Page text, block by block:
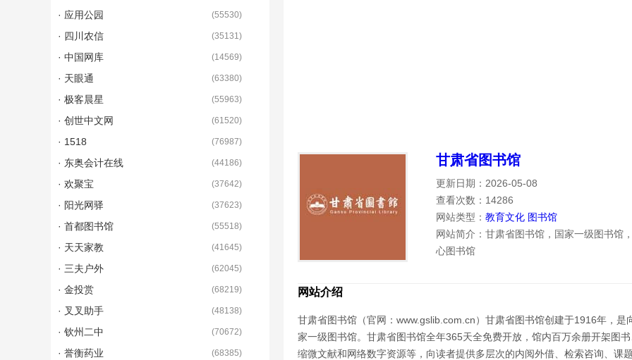
甘肃省图书馆
更新日期：2026-05-08
查看次数：14286
网站类型： 教育文化 图书馆
网站简介：甘肃省图书馆，国家一级图书馆
心图书馆
网站介绍
甘肃省图书馆（官网：www.gslib.com.cn）甘肃省图书馆创建于1916年，
家一级图书馆。甘肃省图书馆全年365天全免费开放，馆内百万余册开架图
缩微文献和网络数字资源等，向读者提供多层次的内阅外借、检索咨询、课
· 应用公园 (55530)
· 四川农信 (35131)
· 中国网库 (14569)
· 天眼通 (63380)
· 极客晨星 (55963)
· 创世中文网 (61520)
· 1518 (76987)
· 东奥会计在线 (44186)
· 欢聚宝 (37642)
· 阳光网驿 (37623)
· 首都图书馆 (55518)
· 天天家教 (41645)
· 三夫户外 (62045)
· 金投赏 (68219)
· 叉叉助手 (48138)
· 钦州二中 (70672)
· 誉衡药业 (68385)